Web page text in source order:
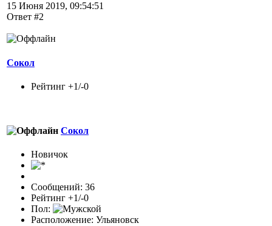
15 Июня 2019, 09:54:51
Ответ #2
Сокол
Рейтинг +1/-0
Сокол
Новичок
Сообщений: 36
Рейтинг +1/-0
Пол:
Расположение: Ульяновск